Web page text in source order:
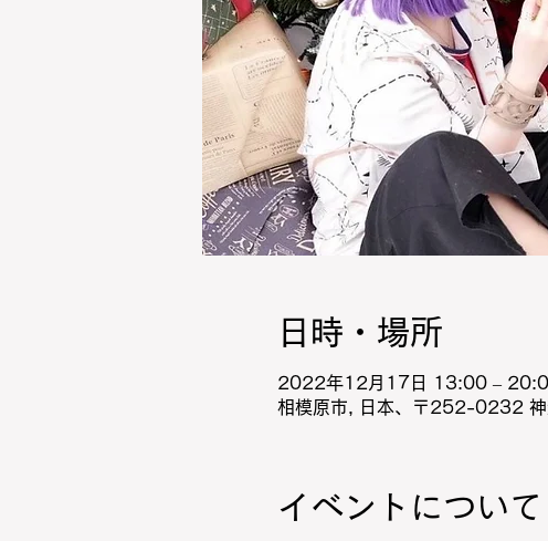
日時・場所
2022年12月17日 13:00 –
相模原市, 日本、〒252-0232 神
イベントについて